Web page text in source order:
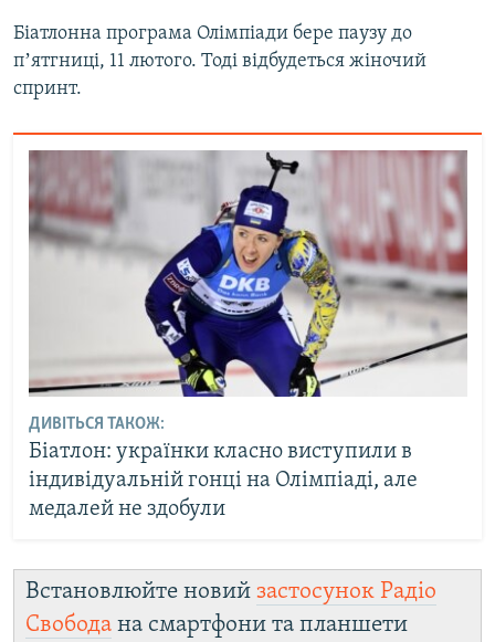
Біатлонна програма Олімпіади бере паузу до
пʼятгниці, 11 лютого. Тоді відбудеться жіночий
спринт.
ДИВІТЬСЯ ТАКОЖ:
Біатлон: українки класно виступили в
індивідуальній гонці на Олімпіаді, але
медалей не здобули
Встановлюйте новий застосунок Радіо
Свобода на смартфони та планшети